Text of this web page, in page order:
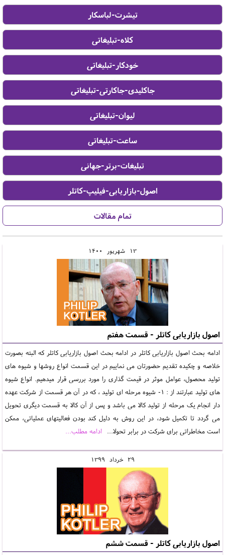
13 شهريور 1400
اصول بازاریابی کاتلر - قسمت هفتم
ادامه بحث اصول بازاریابی کاتلر در ادامه بحث اصول بازاریابی کاتلر که البته بصورت
خلاصه و چکیده تقدیم حضورتان می نماییم در این قسمت انواع روشها و شیوه های
تولید محصول، عوامل موثر در قیمت گذاری را مورد بررسی قرار میدهیم. انواع شیوه
های تولید عبارتند از : 1- شیوه مرحله ای تولید ، که در آن هر قسمت از شرکت عهده
دار انجام یک مرحله از تولید کالا می باشد و پس از آن کالا به قسمت دیگری تحویل
می گردد تا تکمیل شود، در این روش به دلیل کند بودن فعالیتهای عملیاتی، ممکن
است مخاطراتی برای شرکت در برابر تحولا... ادامه مطلب...
29 خرداد 1399
اصول بازاریابی کاتلر - قسمت ششم